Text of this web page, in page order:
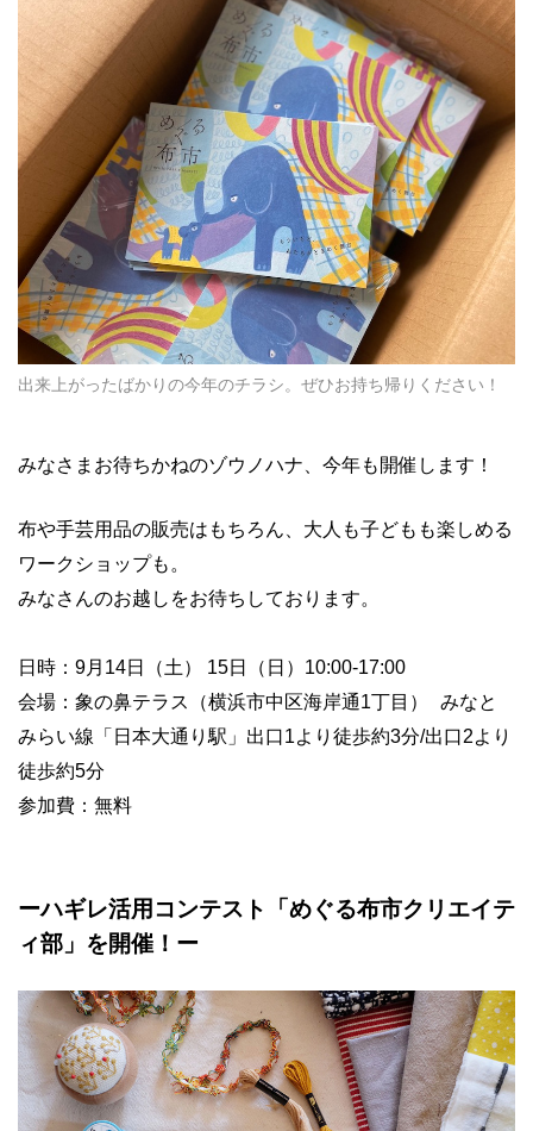
出来上がったばかりの今年のチラシ。ぜひお持ち帰りください！
みなさまお待ちかねのゾウノハナ、今年も開催します！
布や手芸用品の販売はもちろん、大人も子どもも楽しめる
ワークショップも。
みなさんのお越しをお待ちしております。
日時：9月14日（土） 15日（日）10:00-17:00
会場：象の鼻テラス（横浜市中区海岸通1丁目） みなと
みらい線「日本大通り駅」出口1より徒歩約3分/出口2より
徒歩約5分
参加費：無料
ーハギレ活用コンテスト「めぐる布市クリエイテ
ィ部」を開催！ー